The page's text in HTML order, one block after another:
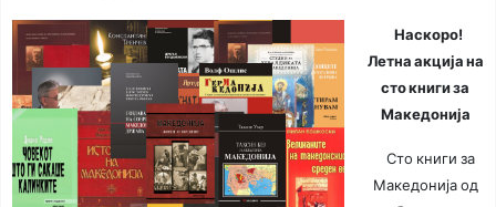
Наскоро!
Летна акција на
сто книги за
Македонија
Сто книги за
Македонија од